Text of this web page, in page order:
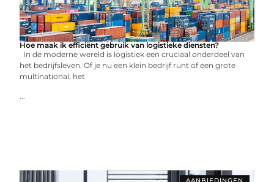
Hoe maak ik efficiënt gebruik van logistieke diensten?
In de moderne wereld is logistiek een cruciaal onderdeel van
het bedrijfsleven. Of je nu een klein bedrijf runt of een grote
multinational, het
...